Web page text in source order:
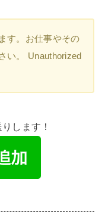
す。お仕事やその
い。 Unauthorized
します！